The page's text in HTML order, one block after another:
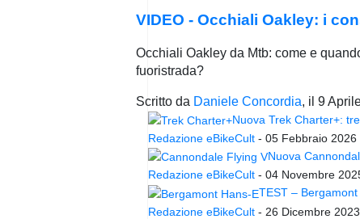
VIDEO - Occhiali Oakley: i
Occhiali Oakley da Mtb: come e
fuoristrada?
Scritto da Daniele Concordia, il 9
Nuova Trek Charter+:
Redazione eBikeCult - 05 Febbraio 2026
Nuova
Redazione eBikeCult - 04 Novembre
TEST –
Redazione eBikeCult - 26 Dicembre 2023